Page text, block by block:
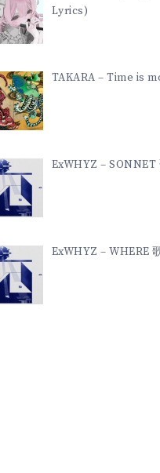
Lyrics)
TAKARA – Time is
ExWHYZ –
ExWHYZ – WHERE